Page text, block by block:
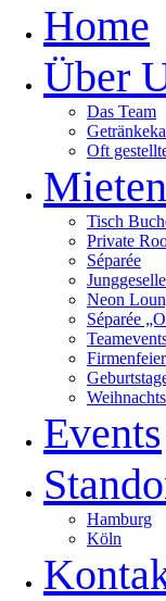
Home
Über
Das Team
Oft
Mieten
Tisch
Private
Séparée
Neon
Séparée
Firmenfeier
Events
Hamburg
Köln